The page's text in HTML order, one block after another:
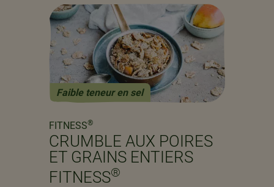
Faible teneur en sel
FITNESS®
CRUMBLE AUX POIRES
ET GRAINS ENTIERS
FITNESS®